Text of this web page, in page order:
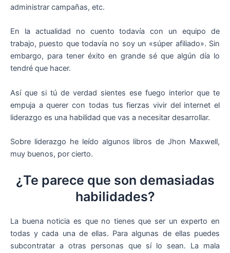
administrar campañas, etc.
En la actualidad no cuento todavía con un equipo de
trabajo, puesto que todavía no soy un «súper afiliado». Sin
embargo, para tener éxito en grande sé que algún día lo
tendré que hacer.
Así que si tú de verdad sientes ese fuego interior que te
empuja a querer con todas tus fierzas vivir del internet el
liderazgo es una habilidad que vas a necesitar desarrollar.
Sobre liderazgo he leído algunos libros de Jhon Maxwell,
muy buenos, por cierto.
¿Te parece que son demasiadas
habilidades?
La buena noticia es que no tienes que ser un experto en
todas y cada una de ellas. Para algunas de ellas puedes
subcontratar a otras personas que sí lo sean. La mala